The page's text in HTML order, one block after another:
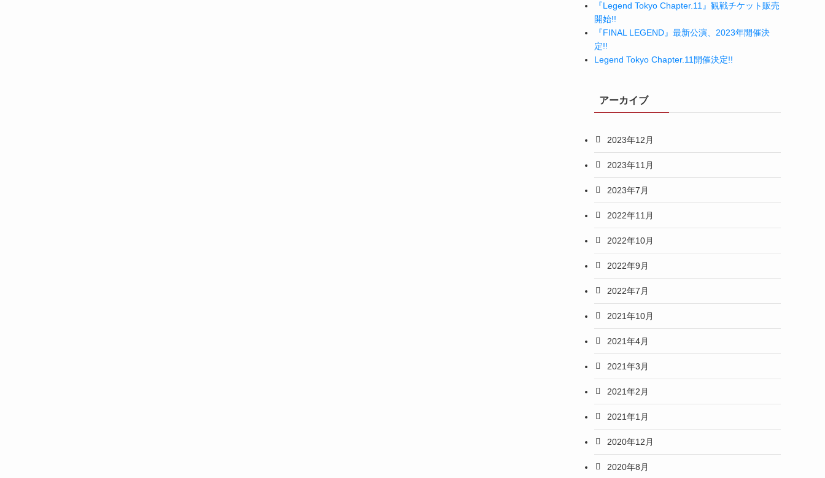
『Legend Tokyo Chapter.11』観戦チケット販売
開始!!
『FINAL LEGEND』最新公演、2023年開催決
定!!
Legend Tokyo Chapter.11開催決定!!
アーカイブ
2023年12月
2023年11月
2023年7月
2022年11月
2022年10月
2022年9月
2022年7月
2021年10月
2021年4月
2021年3月
2021年2月
2021年1月
2020年12月
2020年8月